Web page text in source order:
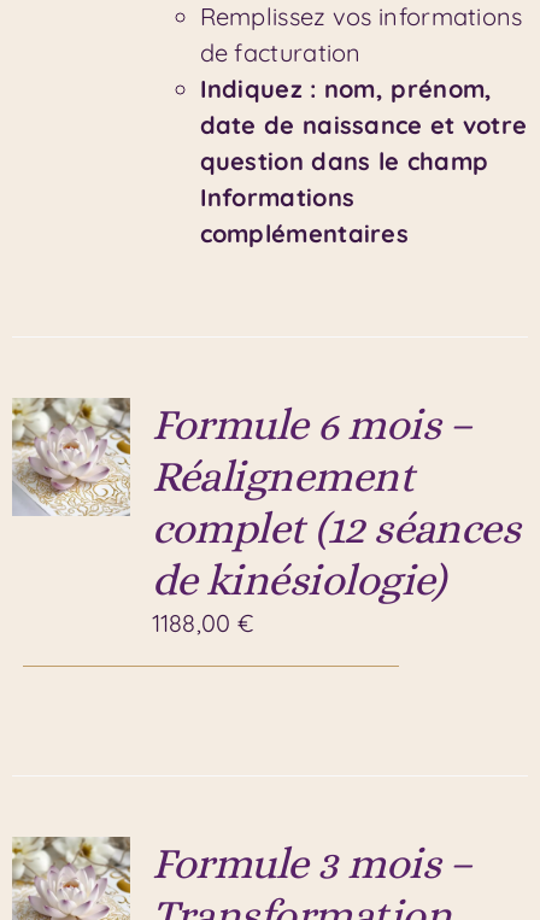
Remplissez vos informations
de facturation
Indiquez : nom, prénom,
date de naissance et votre
question dans le champ
Informations
complémentaires
Formule 6 mois –
Réalignement
complet (12 séances
de kinésiologie)
1188,00 €
Formule 3 mois –